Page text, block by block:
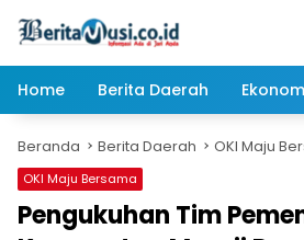
Home
Berita Daerah
Beranda Berita Daerah OKI Maju
OKI Maju Bersama
Pengukuhan Tim